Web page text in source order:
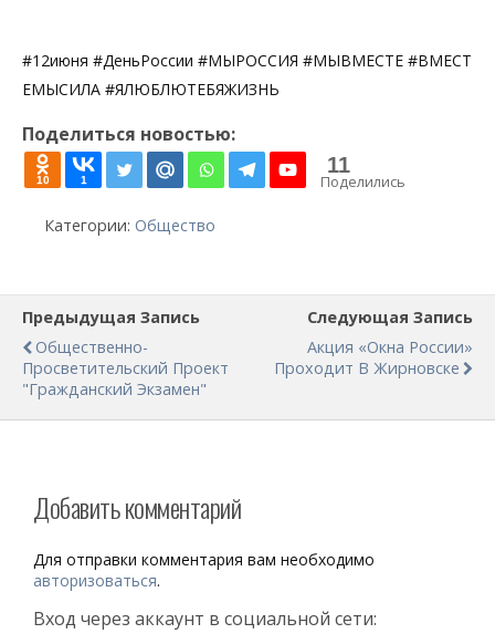
#12июня #ДеньРоссии #МЫРОССИЯ #МЫВМЕСТЕ #ВМЕСТ
ЕМЫСИЛА #ЯЛЮБЛЮТЕБЯЖИЗНЬ
Поделиться новостью:
10 1
11
Поделились
Категории: Общество
Предыдущая Запись
Общественно-
Просветительский Проект
"Гражданский Экзамен"
Следующая Запись
Акция «Окна России»
Проходит В Жирновске
Добавить комментарий
Для отправки комментария вам необходимо
авторизоваться.
Вход через аккаунт в социальной сети: